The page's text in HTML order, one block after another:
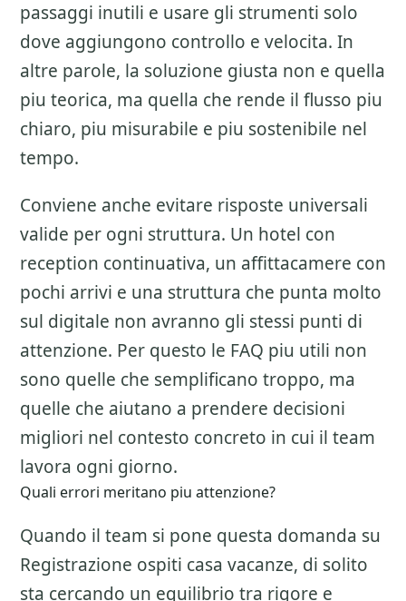
passaggi inutili e usare gli strumenti solo
dove aggiungono controllo e velocita. In
altre parole, la soluzione giusta non e quella
piu teorica, ma quella che rende il flusso piu
chiaro, piu misurabile e piu sostenibile nel
tempo.
Conviene anche evitare risposte universali
valide per ogni struttura. Un hotel con
reception continuativa, un affittacamere con
pochi arrivi e una struttura che punta molto
sul digitale non avranno gli stessi punti di
attenzione. Per questo le FAQ piu utili non
sono quelle che semplificano troppo, ma
quelle che aiutano a prendere decisioni
migliori nel contesto concreto in cui il team
lavora ogni giorno.
Quali errori meritano piu attenzione?
Quando il team si pone questa domanda su
Registrazione ospiti casa vacanze, di solito
sta cercando un equilibrio tra rigore e